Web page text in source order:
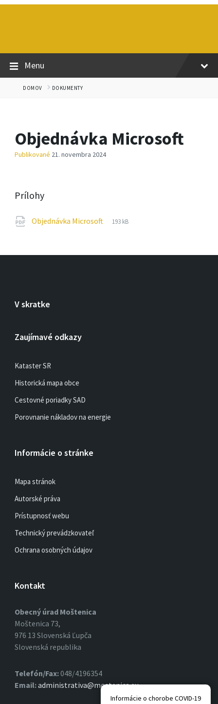
Menu
DOMOV DOKUMENTY
Objednávka Microsoft
Publikované 21. novembra 2024
Prílohy
Objednávka Microsoft
Prípona
pdf
Veľkosť
193 kB
V skratke
Zaujímavé odkazy
Kataster SR
Historická mapa obce
Cestovné poriadky SAD
Porovnanie nákladov na energie
Informácie o stránke
Mapa stránok
Autorské práva
Prístupnosť webu
Technický prevádzkovateľ
Ochrana osobných údajov
Kontakt
Obecný úrad Moštenica
Moštenica 73,
976 13 Slovenská Ľupča
Slovenská republika
Telefón/Fax:048/4196354
Email:administrativa@mostenica.eu
Informácie o chorobe COVID-19